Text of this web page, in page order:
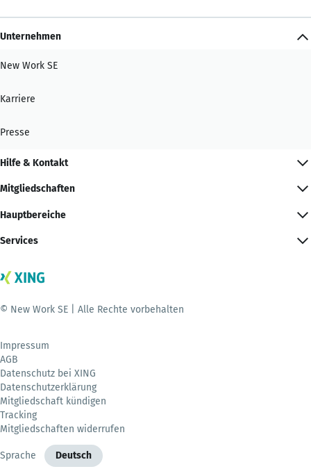
Unternehmen
New Work SE
Karriere
Presse
Hilfe & Kontakt
Mitgliedschaften
Hauptbereiche
Services
© New Work SE | Alle Rechte vorbehalten
Impressum
AGB
Datenschutz bei XING
Datenschutzerklärung
Mitgliedschaft kündigen
Tracking
Mitgliedschaften widerrufen
Sprache Deutsch